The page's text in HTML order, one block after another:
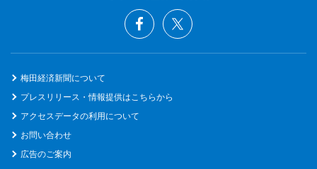
梅田経済新聞について
プレスリリース・情報提供はこちらから
アクセスデータの利用について
お問い合わせ
広告のご案内